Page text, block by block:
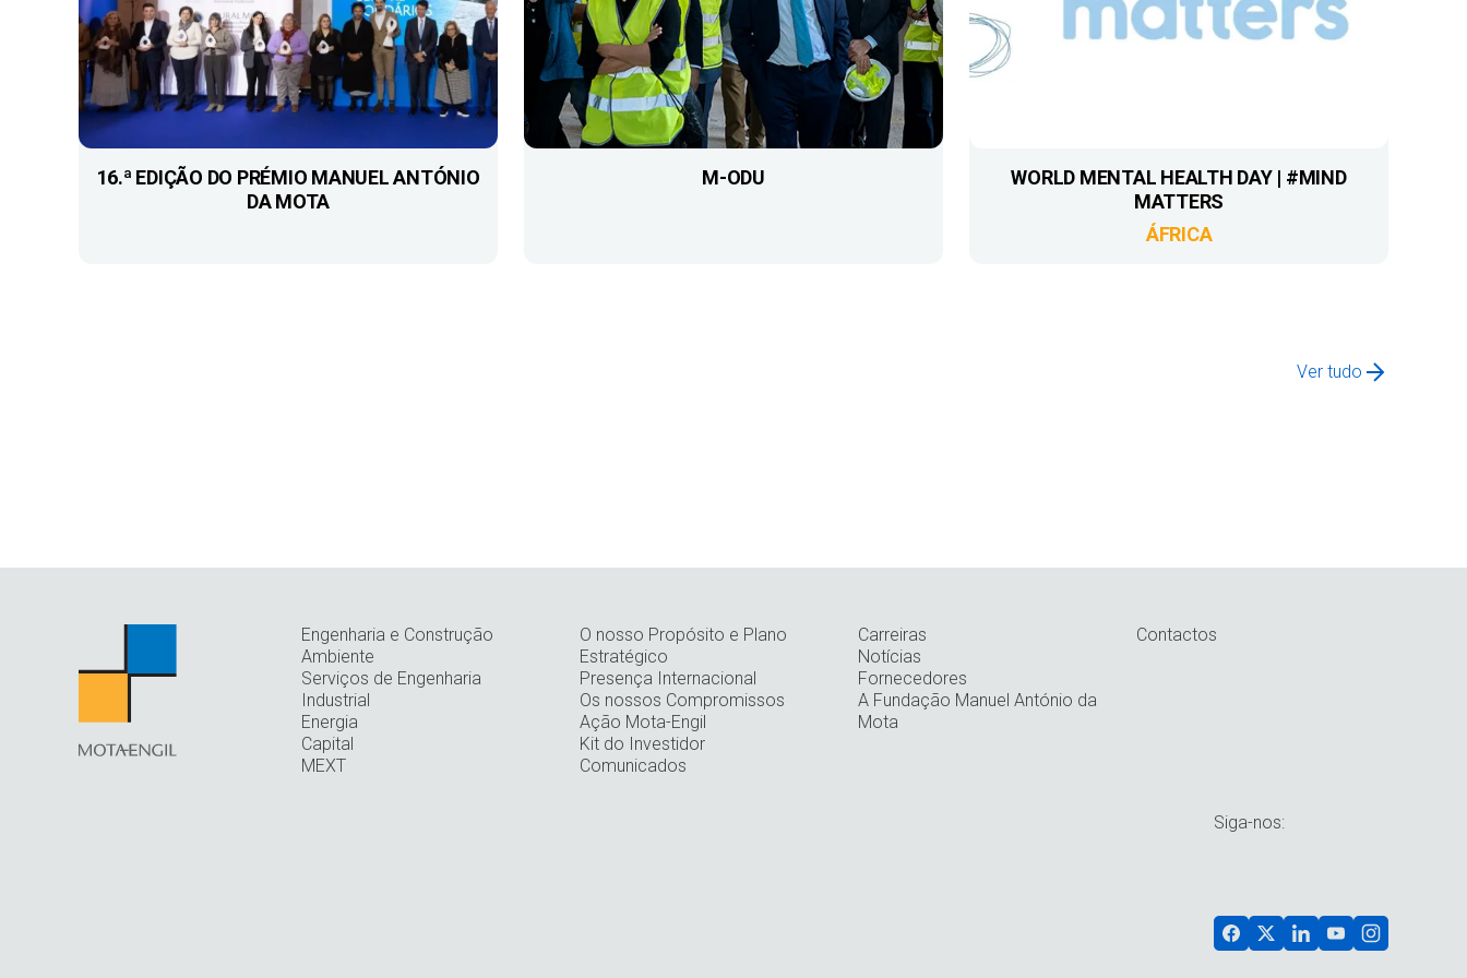
16.ª EDIÇÃO DO PRÉMIO MANUEL ANTÓNIO
DA MOTA
M-ODU
WORLD MENTAL HEALTH DAY | #MIND
MATTERS
ÁFRICA
Ver tudo
Engenharia e Construção
Ambiente
Serviços de Engenharia
Industrial
Energia
Capital
MEXT
O nosso Propósito e Plano
Estratégico
Presença Internacional
Os nossos Compromissos
Ação Mota-Engil
Kit do Investidor
Comunicados
Carreiras
Notícias
Fornecedores
A Fundação Manuel António da
Mota
Contactos
Siga-nos: